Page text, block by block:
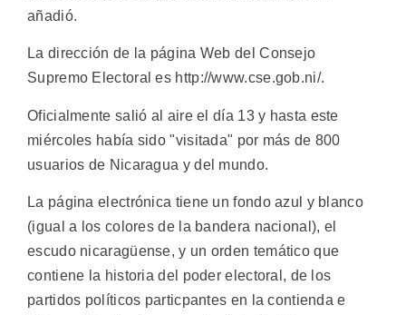
añadió.
La dirección de la página Web del Consejo
Supremo Electoral es http://www.cse.gob.ni/.
Oficialmente salió al aire el día 13 y hasta este
miércoles había sido "visitada" por más de 800
usuarios de Nicaragua y del mundo.
La página electrónica tiene un fondo azul y blanco
(igual a los colores de la bandera nacional), el
escudo nicaragüense, y un orden temático que
contiene la historia del poder electoral, de los
partidos políticos particpantes en la contienda e